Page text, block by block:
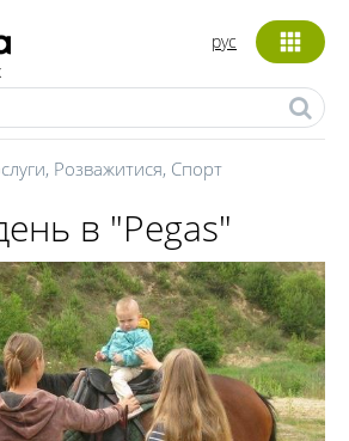
рус
, Розважитися, Спорт
в "Pegas"